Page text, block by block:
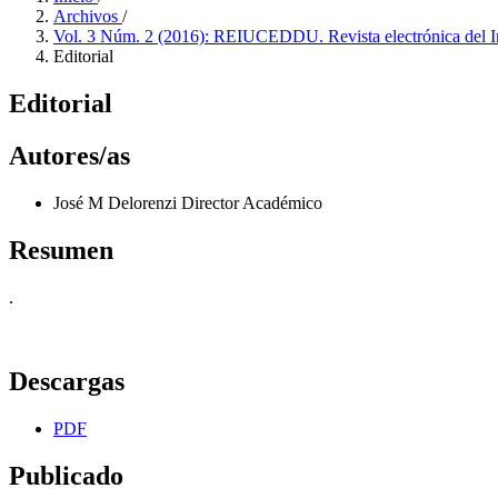
Archivos /
Vol. 3 Núm. 2 (2016): REIUCEDDU. Revista electrónica del
Editorial
Editorial
Autores/as
José M Delorenzi Director Académico
Resumen
.
Descargas
PDF
Publicado